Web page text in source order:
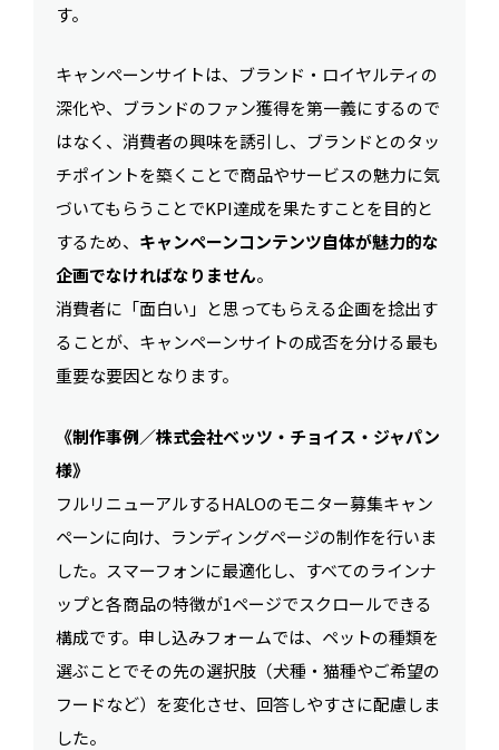
す。
キャンペーンサイトは、ブランド・ロイヤルティの
深化や、ブランドのファン獲得を第一義にするので
はなく、消費者の興味を誘引し、ブランドとのタッ
チポイントを築くことで商品やサービスの魅力に気
づいてもらうことでKPI達成を果たすことを目的と
するため、 キャンペーンコンテンツ自体が魅力的な
企画でなければなりません。
消費者に「面白い」と思ってもらえる企画を捻出す
ることが、キャンペーンサイトの成否を分ける最も
重要な要因となります。
《制作事例／株式会社ベッツ・チョイス・ジャパン
様》
フルリニューアルするHALOのモニター募集キャン
ペーンに向け、ランディングページの制作を行いま
した。スマーフォンに最適化し、すべてのラインナ
ップと各商品の特徴が1ページでスクロールできる
構成です。申し込みフォームでは、ペットの種類を
選ぶことでその先の選択肢（犬種・猫種やご希望の
フードなど）を変化させ、回答しやすさに配慮しま
した。